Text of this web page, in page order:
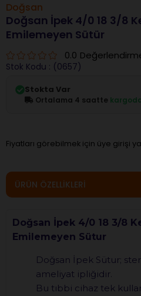
Doğsan
Doğsan İpek 4/0 18 3/8
Emilemeyen Sütür
0.0
Stok Kodu (0657)
Stokta Var
Ortalama 4 saatte
Fiyatları görebilmek için üye girişi
ÜRÜN ÖZELLIKLERI
Doğsan İpek 4/0 18 3/8
Emilemeyen Sütur
Doğsan İpek Sütur;
ameliyat ipliğidir.
Bu tıbbi cihaz tek